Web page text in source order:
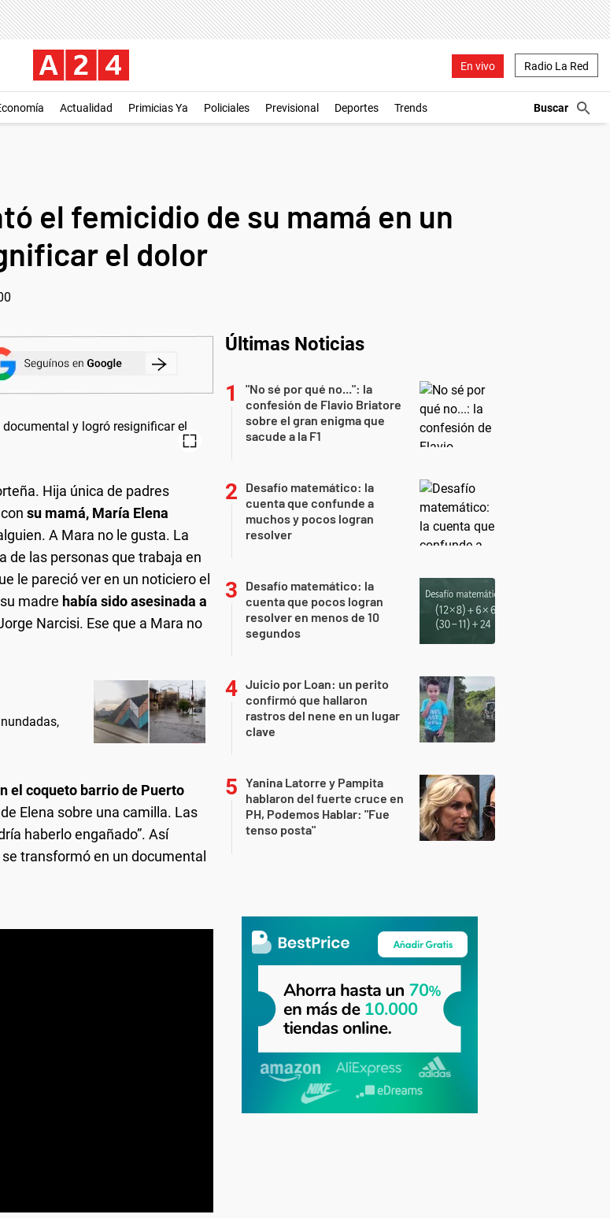
En vivo Radio La Red
Actualidad Primicias Ya Policiales Previsional Deportes Trends
el femicidio de su mamá en un
el dolor
Hija única de padres
su mamá, María Elena
A Mara no le gusta. La
de las personas que trabaja en
le pareció ver en un noticiero el
madre había sido asesinada a
Narcisi. Ese que a Mara no
el coqueto barrio de Puerto
Elena sobre una camilla. Las
haberlo engañado”. Así
transformó en un documental
Últimas Noticias
"No sé por qué no...": la
confesión de Flavio Briatore
sobre el gran enigma que
sacude a la F1
Desafío matemático: la
cuenta que confunde a
muchos y pocos logran
resolver
Desafío matemático: la
cuenta que pocos logran
resolver en menos de 10
segundos
Juicio por Loan: un perito
confirmó que hallaron
rastros del nene en un lugar
clave
Yanina Latorre y Pampita
hablaron del fuerte cruce en
PH, Podemos Hablar: "Fue
tenso posta"